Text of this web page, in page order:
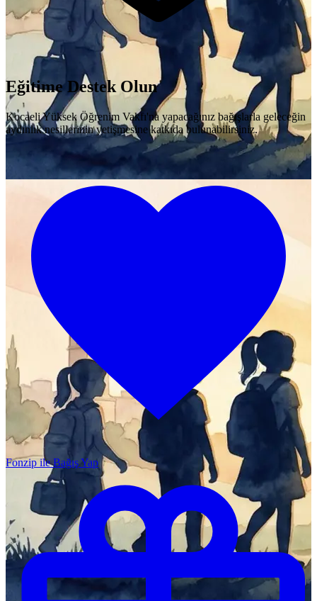
Eğitime Destek Olun
Kocaeli Yüksek Öğrenim Vakfı'na yapacağınız bağışlarla geleceğin
aydınlık nesillerinin yetişmesine katkıda bulunabilirsiniz.
Fonzip ile Bağış Yap